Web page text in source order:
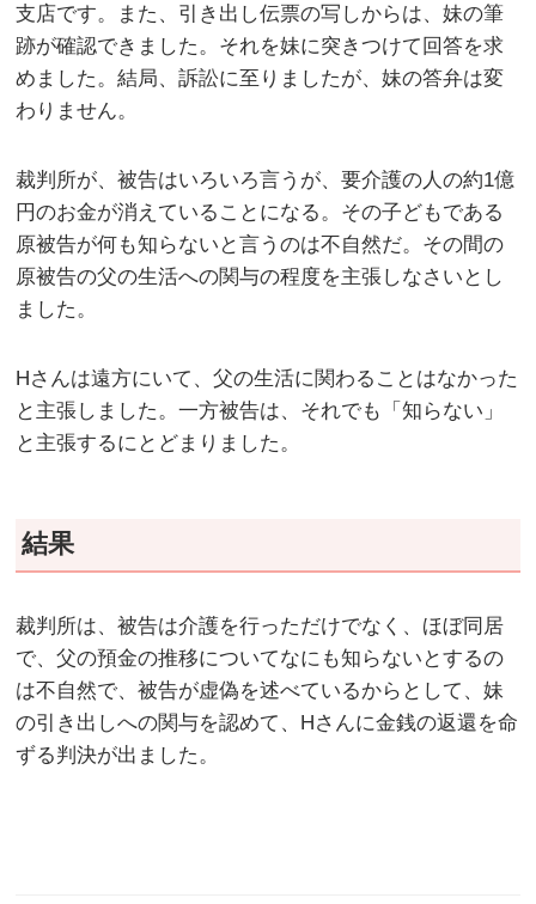
支店です。また、引き出し伝票の写しからは、妹の筆
跡が確認できました。それを妹に突きつけて回答を求
めました。結局、訴訟に至りましたが、妹の答弁は変
わりません。
裁判所が、被告はいろいろ言うが、要介護の人の約1億
円のお金が消えていることになる。その子どもである
原被告が何も知らないと言うのは不自然だ。その間の
原被告の父の生活への関与の程度を主張しなさいとし
ました。
Hさんは遠方にいて、父の生活に関わることはなかった
と主張しました。一方被告は、それでも「知らない」
と主張するにとどまりました。
結果
裁判所は、被告は介護を行っただけでなく、ほぼ同居
で、父の預金の推移についてなにも知らないとするの
は不自然で、被告が虚偽を述べているからとして、妹
の引き出しへの関与を認めて、Hさんに金銭の返還を命
ずる判決が出ました。